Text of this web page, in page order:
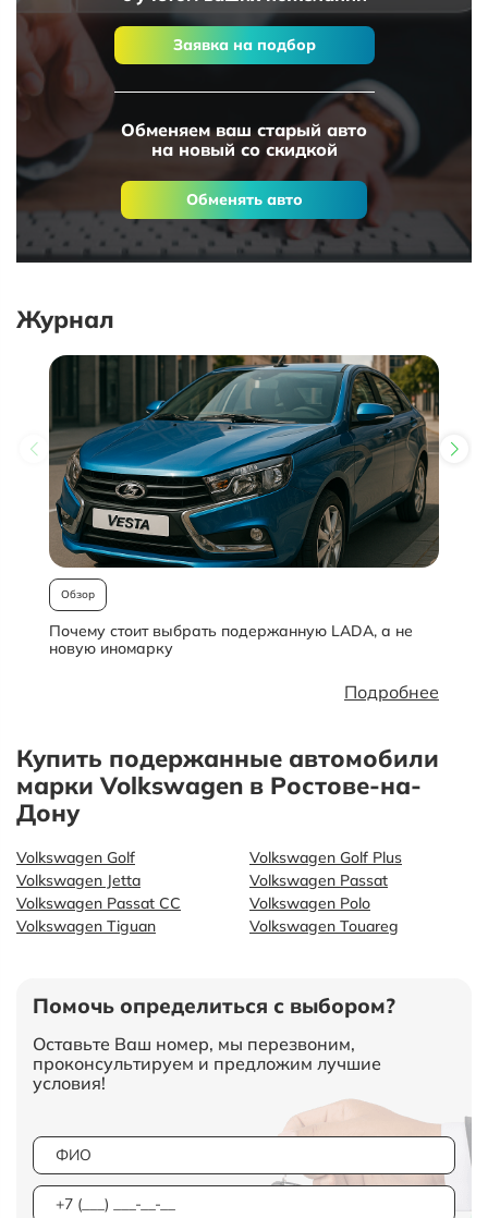
Заявка на подбор
Обменяем ваш старый авто
на новый со скидкой
Обменять авто
Журнал
Обзор
Почему стоит выбрать подержанную LADA, а не
новую иномарку
Подробнее
Купить подержанные автомобили
марки Volkswagen в Ростове-на-
Дону
Volkswagen Golf
Volkswagen Golf Plus
Volkswagen Jetta
Volkswagen Passat
Volkswagen Passat CC
Volkswagen Polo
Volkswagen Tiguan
Volkswagen Touareg
Помочь определиться с выбором?
Оставьте Ваш номер, мы перезвоним,
проконсультируем и предложим лучшие
условия!